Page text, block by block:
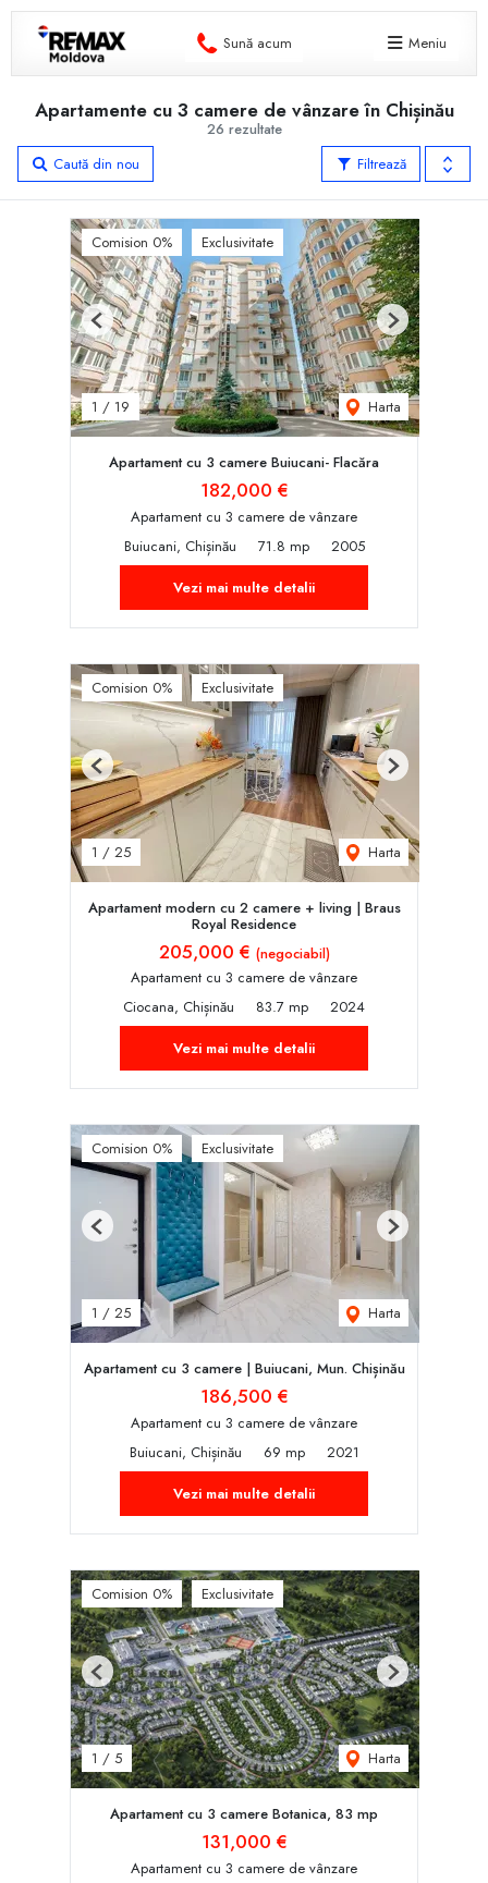
Sună acum Meniu
26 rezultate
Apartamente cu 3 camere de vânzare în Chișinău
Filtrează
Caută din nou
Comision 0% Exclusivitate
1 / 19 Harta
Previous Next
Apartament cu 3 camere Buiucani- Flacăra
182,000 €
Apartament cu 3 camere de vânzare
Buiucani, Chișinău
71.8 mp
2005
Vezi mai multe detalii
Comision 0% Exclusivitate
1 / 25 Harta
Previous Next
Apartament modern cu 2 camere + living | Braus
Royal Residence
205,000 € (negociabil)
Apartament cu 3 camere de vânzare
Ciocana, Chișinău
83.7 mp
2024
Vezi mai multe detalii
Comision 0% Exclusivitate
1 / 25 Harta
Previous Next
Apartament cu 3 camere | Buiucani, Mun. Chișinău
186,500 €
Apartament cu 3 camere de vânzare
Buiucani, Chișinău
69 mp
2021
Vezi mai multe detalii
Comision 0% Exclusivitate
1 / 5 Harta
Previous Next
Apartament cu 3 camere Botanica, 83 mp
131,000 €
Apartament cu 3 camere de vânzare